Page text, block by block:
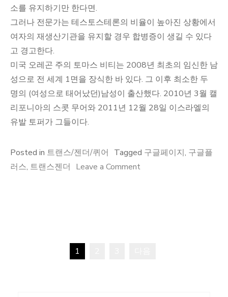
소를 유지하기만 한다면.
그러나 전문가는 테스토스테론의 비율이 높아진 상황에서
여자의 재생산기관을 유지할 경우 합병증이 생길 수 있다
고 경고한다.
미국 오레곤 주의 토마스 비티는 2008년 최초의 임신한 남
성으로 전 세계 1면을 장식한 바 있다. 그 이후 최소한 두
명의 (여성으로 태어났던)남성이 출산했다. 2010년 3월 캘
리포니아의 스콧 무어와 2011년 12월 28일 이스라엘의
유발 토퍼가 그들이다.
Posted in 트랜스/젠더/퀴어 Tagged 구글페이지, 구글플
러스, 트랜스젠더 Leave a Commenton
1